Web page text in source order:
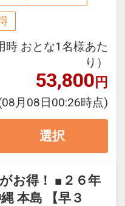
お申し込みにな
００円引
からの変更（人
食事条件・プラ
増減等の変更）
割引は適用され
きません。
後表示される
」でご確認くだ
時 おとな1名様あた
り）
53,800円
月08日00:26時点)
選択
お得！ ■２６年
本島 【早３